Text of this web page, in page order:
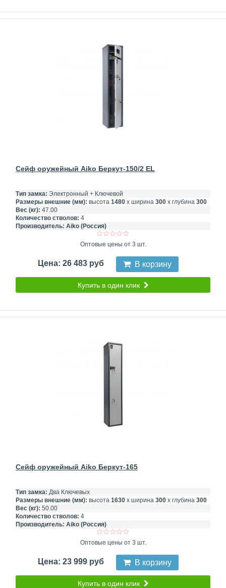
Сейф оружейный Aiko Беркут-150/2 EL
Тип замка: Электронный + Ключевой
Размеры внешние (мм): высота 1480 х ширина 300 х глубина 300
Вес (кг): 47.00
Количество стволов: 4
Производитель: Aiko (Россия)
Оптовые цены от 3 шт.
Цена: 26 483 руб В корзину
Купить в один клик
Сейф оружейный Aiko Беркут-165
Тип замка: Два Ключевых
Размеры внешние (мм): высота 1630 х ширина 300 х глубина 300
Вес (кг): 50.00
Количество стволов: 4
Производитель: Aiko (Россия)
Оптовые цены от 3 шт.
Цена: 23 999 руб В корзину
Купить в один клик